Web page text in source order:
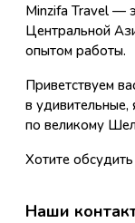
Minzifa Travel —
Центральной
опытом работы.
Приветствуем
в
по великому
Хотите
Наши